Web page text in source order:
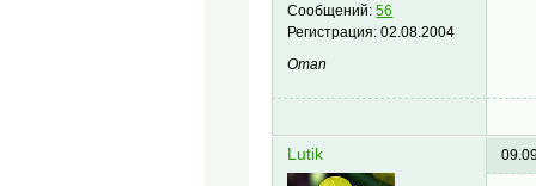
Сообщений:56
Регистрация:02.08.2004
Oman
Lutik